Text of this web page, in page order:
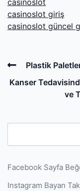
casinoslot
casinoslot giriş
casinoslot güncel
Post
navigation
Previous
Post
Plastik
Kanser
ve
Facebook Sayfa
Instagram Bayan